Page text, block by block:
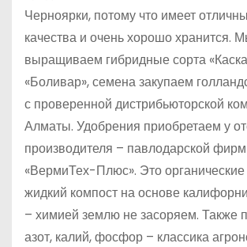
Черноярки, потому что имеет
качества и очень хорошо хранится.
выращиваем гибридные сорта
«Боливар», семена закупаем
с проверенной дистрибьюторской
Алматы. Удобрения приобретаем у
производителя – павлодарской
«ВермиТех-Плюс». Это
жидкий компост на основе
– химией землю не засоряем. Также
азот, калий, фосфор – классика